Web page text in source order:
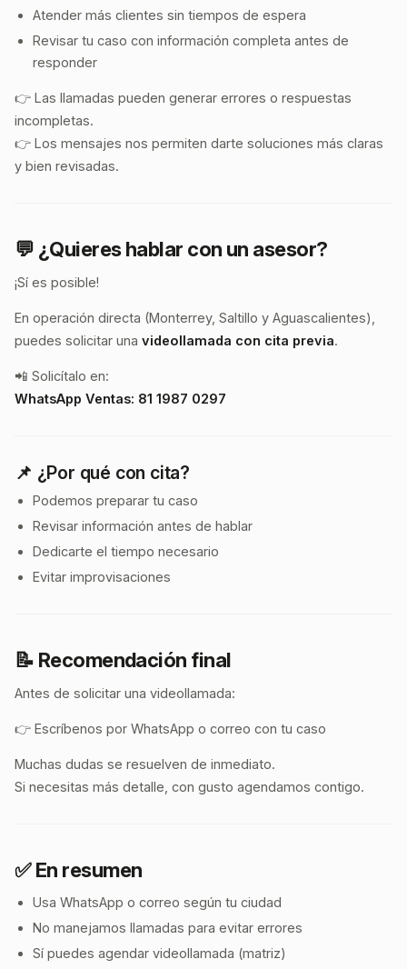
Atender más clientes sin tiempos de espera
Revisar tu caso con información completa antes de
responder
👉 Las llamadas pueden generar errores o respuestas
incompletas.
👉 Los mensajes nos permiten darte soluciones más claras
y bien revisadas.
💬 ¿Quieres hablar con un asesor?
¡Sí es posible!
En operación directa (Monterrey, Saltillo y Aguascalientes),
puedes solicitar una videollamada con cita previa.
📲 Solicítalo en:
WhatsApp Ventas: 81 1987 0297
📌 ¿Por qué con cita?
Podemos preparar tu caso
Revisar información antes de hablar
Dedicarte el tiempo necesario
Evitar improvisaciones
📝 Recomendación final
Antes de solicitar una videollamada:
👉 Escríbenos por WhatsApp o correo con tu caso
Muchas dudas se resuelven de inmediato.
Si necesitas más detalle, con gusto agendamos contigo.
✅ En resumen
Usa WhatsApp o correo según tu ciudad
No manejamos llamadas para evitar errores
Sí puedes agendar videollamada (matriz)